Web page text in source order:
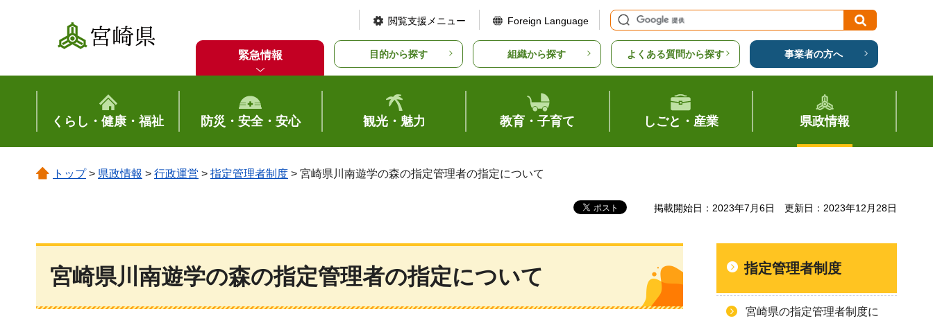
宮崎県
閲覧支援メニュー Foreign Language
緊急情報 目的から探す 組織から探す よくある質問から探す 事業者の方へ
くらし・健康・福祉 防災・安全・安心 観光・魅力 教育・子育て しごと・産業 県政情報
トップ> 県政情報 > 行政運営 > 指定管理者制度 > 宮崎県川南遊学の森の指定管理者の指定について
掲載開始日：2023年7月6日 更新日：2023年12月28日
宮崎県川南遊学の森の指定管理者の指定について 指定管理者制度
宮崎県の指定管理者制度に